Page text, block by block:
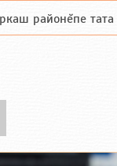
районĕпе тата